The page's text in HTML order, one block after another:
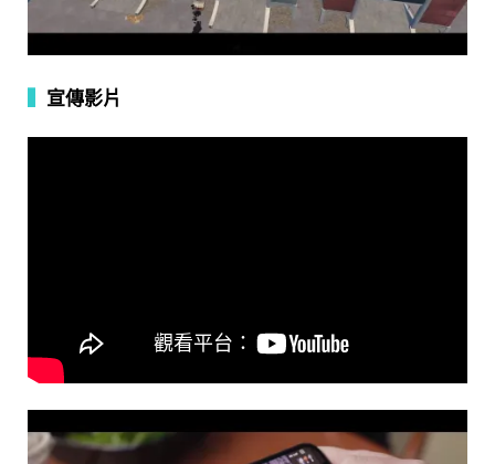
宣傳影片